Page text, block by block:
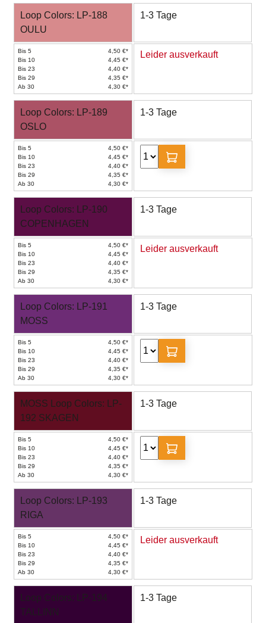
Loop Colors: LP-188
OULU
1-3 Tage
Bis 5
4,50 €*
Bis 10
4,45 €*
Bis 23
4,40 €*
Bis 29
4,35 €*
Ab 30
4,30 €*
Leider ausverkauft
Loop Colors: LP-189
OSLO
1-3 Tage
Bis 5
4,50 €*
Bis 10
4,45 €*
Bis 23
4,40 €*
Bis 29
4,35 €*
Ab 30
4,30 €*
Loop Colors: LP-190
COPENHAGEN
1-3 Tage
Bis 5
4,50 €*
Bis 10
4,45 €*
Bis 23
4,40 €*
Bis 29
4,35 €*
Ab 30
4,30 €*
Leider ausverkauft
Loop Colors: LP-191
MOSS
1-3 Tage
Bis 5
4,50 €*
Bis 10
4,45 €*
Bis 23
4,40 €*
Bis 29
4,35 €*
Ab 30
4,30 €*
MOSS Loop Colors: LP-
192 SKAGEN
1-3 Tage
Bis 5
4,50 €*
Bis 10
4,45 €*
Bis 23
4,40 €*
Bis 29
4,35 €*
Ab 30
4,30 €*
Loop Colors: LP-193
RIGA
1-3 Tage
Bis 5
4,50 €*
Bis 10
4,45 €*
Bis 23
4,40 €*
Bis 29
4,35 €*
Ab 30
4,30 €*
Leider ausverkauft
Loop Colors: LP-194
TALLINN
1-3 Tage